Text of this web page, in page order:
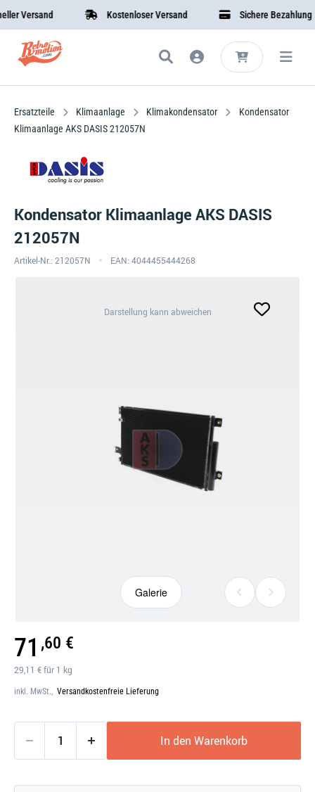
Versand Kostenloser Versand Sichere Bezahlung
Ersatzteile Klimaanlage Klimakondensator
Kondensator
Klimaanlage AKS DASIS 212057N
Kondensator Klimaanlage AKS DASIS
212057N
Artikel-Nr.: 212057N EAN: 4044455444268
Galerie
öffnen
Darstellung kann abweichen
Galerie
29,11 € für 1 kg
71 ,60 €
inkl. MwSt., Versandkostenfreie Lieferung
In den Warenkorb